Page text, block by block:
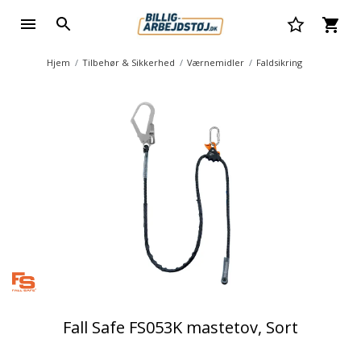
Hjem Tilbehør & Sikkerhed Værnemidler Faldsikring
Fall Safe FS053K mastetov, Sort